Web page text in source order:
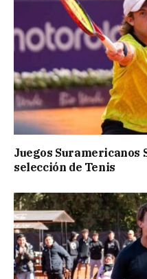
Juegos Suramericanos
selección de Tenis